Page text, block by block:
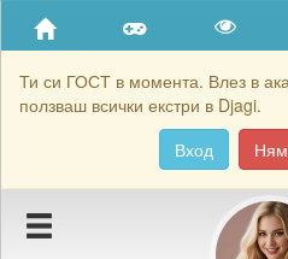
Ти си ГОСТ в момента. Влез в
ползваш всички екстри в Djagi.
Вход
Приятели
Хронология на игри
Подаръците на Lukrecia-